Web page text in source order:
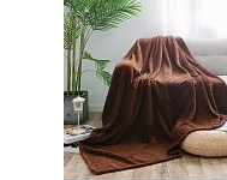
Купить в 1 клик
В избранное